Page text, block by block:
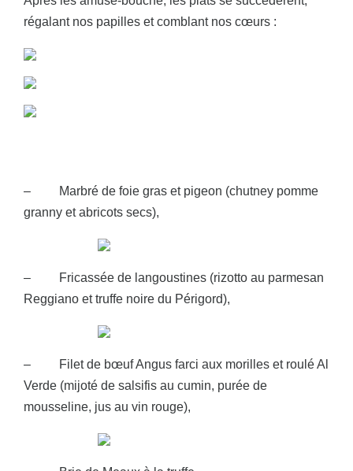
régalant nos papilles et comblant nos cœurs :
– Marbré de foie gras et pigeon (chutney pomme
granny et abricots secs),
– Fricassée de langoustines (rizotto au parmesan
Reggiano et truffe noire du Périgord),
– Filet de bœuf Angus farci aux morilles et roulé Al
Verde (mijoté de salsifis au cumin, purée de
mousseline, jus au vin rouge),